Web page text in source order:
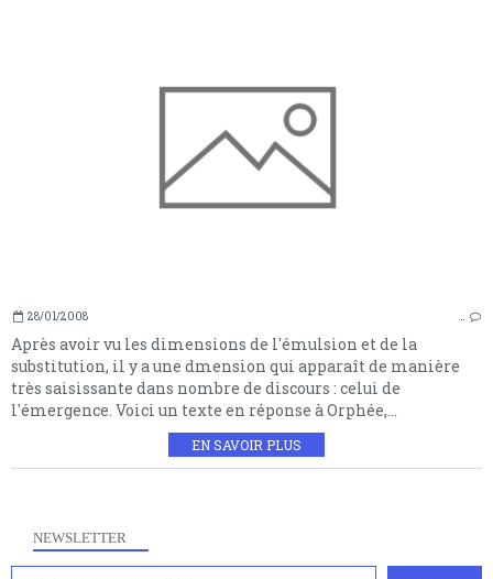
28/01/2008
Après avoir vu les dimensions de l'émulsion et de la
substitution, il y a une dmension qui apparaît de manière
très saisissante dans nombre de discours : celui de
l'émergence. Voici un texte en réponse à Orphée,...
EN SAVOIR PLUS
NEWSLETTER